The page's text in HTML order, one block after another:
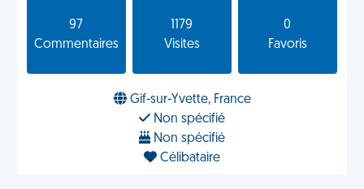
97
Commentaires
1179
Visites
0
Favoris
Gif-sur-Yvette, France
Non spécifié
Non spécifié
Célibataire